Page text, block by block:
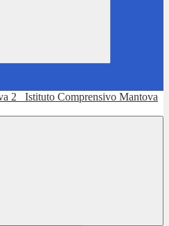
Istituto Comprensivo Mantova